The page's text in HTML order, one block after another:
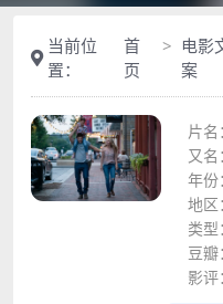
当前位
置：
首
页
电影
案
片名：
又名：
年份：
地区：
类型：
豆瓣：
影评：